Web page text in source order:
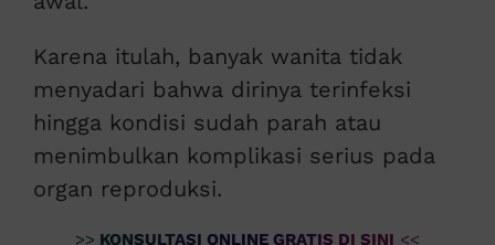
Karena itulah, banyak wanita tidak
menyadari bahwa dirinya terinfeksi
hingga kondisi sudah parah atau
menimbulkan komplikasi serius pada
organ reproduksi.
>> KONSULTASI ONLINE GRATIS DI SINI <<